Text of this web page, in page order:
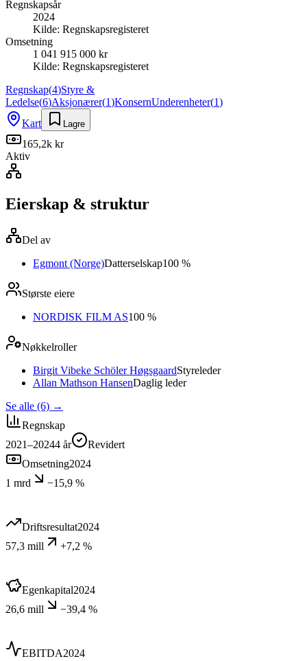
Regnskapsår
2024
Kilde: Regnskapsregisteret
Omsetning
1 041 915 000 kr
Kilde: Regnskapsregisteret
Regnskap(4)Styre &
Ledelse(6)Aksjonærer(1)KonsernUnderenheter(1)
Kart
Lagre
165,2k kr
Aktiv
Eierskap & struktur
Del av
Egmont (Norge)Datterselskap100 %
Største eiere
NORDISK FILM AS100 %
Nøkkelroller
Birgit Vibeke Schöler HøgsgaardStyreleder
Allan Mathson HansenDaglig leder
Se alle (6) →
Regnskap
2021–20244 år
Revidert
Omsetning2024
1 mrd
−15,9 %
Driftsresultat2024
57,3 mill
+7,2 %
Egenkapital2024
26,6 mill
−39,4 %
EBITDA2024